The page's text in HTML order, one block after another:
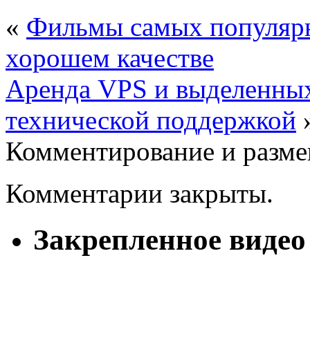
« Фильмы самых
хорошем качестве
Аренда VPS и
технической поддержкой
Комментирование и
Комментарии закрыты.
Закрепленное видео